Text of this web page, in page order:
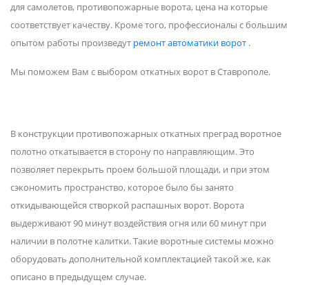
для самолетов, противопожарные ворота, цена на которые
соответствует качеству. Кроме того, профессионалы с большим
опытом работы произведут ремонт автоматики ворот .
Мы поможем Вам с выбором откатных ворот в Ставрополе.
В конструкции противопожарных откатных преград воротное
полотно откатывается в сторону по направляющим. Это
позволяет перекрыть проем большой площади, и при этом
сэкономить пространство, которое было бы занято
откидывающейся створкой распашных ворот. Ворота
выдерживают 90 минут воздействия огня или 60 минут при
наличии в полотне калитки. Такие воротные системы можно
оборудовать дополнительной комплектацией такой же, как
описано в предыдущем случае.